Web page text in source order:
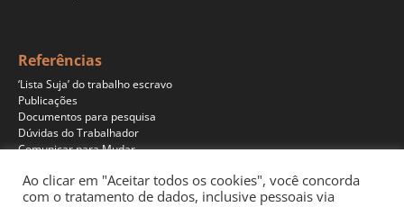
Referências
‘Lista Suja’ do trabalho escravo
Publicações
Documentos para pesquisa
Dúvidas do Trabalhador
Comunicar para Mudar
Ao clicar em "Aceitar todos os cookies", você concorda
com o tratamento de dados, inclusive pessoais via